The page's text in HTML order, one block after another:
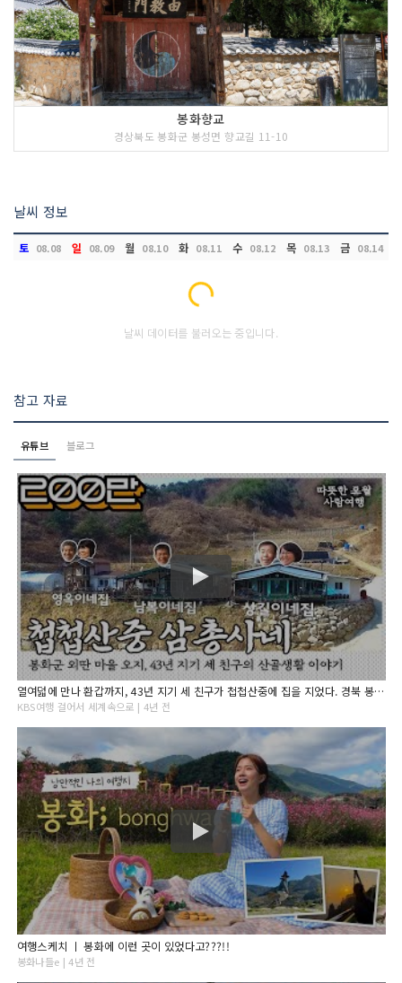
봉화향교
경상북도 봉화군 봉성면 향교길 11-10
날씨 정보
토 08.08 일 08.09 월 08.10 화 08.11 수 08.12 목 08.13 금 08.14
Loading...
날씨 데이터를 불러오는 중입니다.
참고 자료
유튜브 블로그
열여덟에 만나 환갑까지, 43년 지기 세 친구가 첩첩산중에 집을 지었다. 경북 봉화군 삼총사의 3인3색 산골생활 이야기｜[국내여행] KBS 20170412
KBS여행 걸어서 세계속으로 | 4년 전
여행스케치 ㅣ 봉화에 이런 곳이 있었다고???!!
봉화나들e | 4년 전